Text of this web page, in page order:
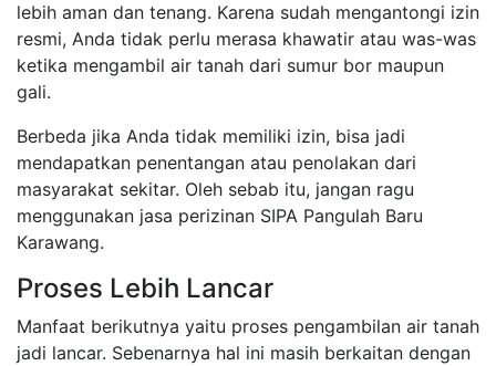
lebih aman dan tenang. Karena sudah mengantongi izin
resmi, Anda tidak perlu merasa khawatir atau was-was
ketika mengambil air tanah dari sumur bor maupun
gali.
Berbeda jika Anda tidak memiliki izin, bisa jadi
mendapatkan penentangan atau penolakan dari
masyarakat sekitar. Oleh sebab itu, jangan ragu
menggunakan jasa perizinan SIPA Pangulah Baru
Karawang.
Proses Lebih Lancar
Manfaat berikutnya yaitu proses pengambilan air tanah
jadi lancar. Sebenarnya hal ini masih berkaitan dengan